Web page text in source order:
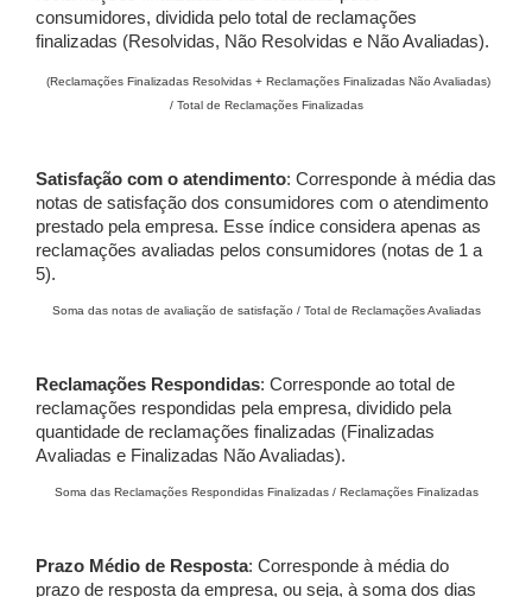
consumidores, dividida pelo total de reclamações
finalizadas (Resolvidas, Não Resolvidas e Não Avaliadas).
(Reclamações Finalizadas Resolvidas + Reclamações Finalizadas Não Avaliadas)
/ Total de Reclamações Finalizadas
Satisfação com o atendimento: Corresponde à média das
notas de satisfação dos consumidores com o atendimento
prestado pela empresa. Esse índice considera apenas as
reclamações avaliadas pelos consumidores (notas de 1 a
5).
Soma das notas de avaliação de satisfação / Total de Reclamações Avaliadas
Reclamações Respondidas: Corresponde ao total de
reclamações respondidas pela empresa, dividido pela
quantidade de reclamações finalizadas (Finalizadas
Avaliadas e Finalizadas Não Avaliadas).
Soma das Reclamações Respondidas Finalizadas / Reclamações Finalizadas
Prazo Médio de Resposta: Corresponde à média do
prazo de resposta da empresa, ou seja, à soma dos dias